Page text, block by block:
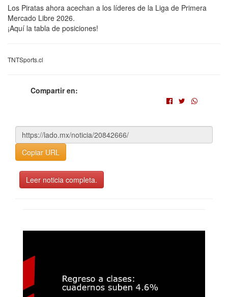
Los Piratas ahora acechan a los líderes de la Liga de Primera
Mercado Libre 2026.
¡Aquí la tabla de posiciones!
TNTSports.cl
Compartir en:
Copiar URL
Leer noticia completa.